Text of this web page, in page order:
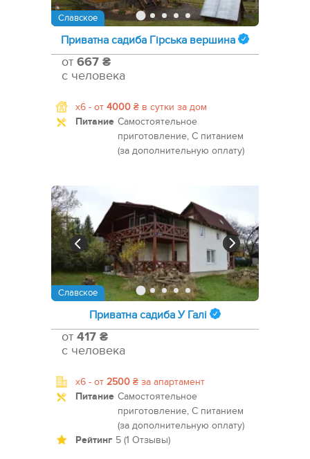
Славское
Приватна садиба Гірська вершина
от 667 ₴
с человека
x6 - от 4000 ₴ в сутки за дом
Питание Самостоятельное
приготовление, С питанием
(за дополнительную оплату)
Славское
Приватна садиба У Галі
от 417 ₴
с человека
x6 - от 2500 ₴ за апартамент
Питание Самостоятельное
приготовление, С питанием
(за дополнительную оплату)
Рейтинг 5 (1 Отзывы)